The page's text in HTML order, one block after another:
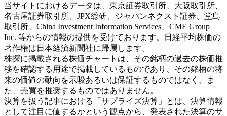
当サイトにおけるデータは、東京証券取引所、大阪取引所、
名古屋証券取引所、JPX総研、ジャパンネクスト証券、堂島
取引所、China Investment Information Services、CME Group
Inc. 等からの情報の提供を受けております。日経平均株価の
著作権は日本経済新聞社に帰属します。
株探に掲載される株価チャートは、その銘柄の過去の株価推
移を確認する用途で掲載しているものであり、その銘柄の将
来の価値の動向を示唆あるいは保証するものではなく、ま
た、売買を推奨するものではありません。
決算を扱う記事における「サプライズ決算」とは、決算情報
として注目に値するかという観点から、発表された決算のサ